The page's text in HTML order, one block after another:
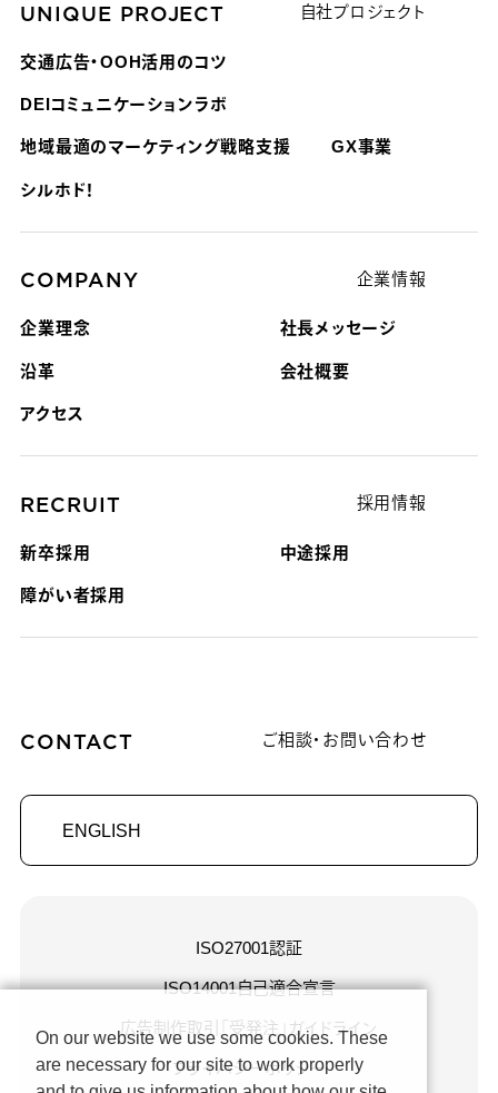
UNIQUE PROJECT 自社プロジェクト
交通広告・OOH活用のコツ
DEIコミュニケーションラボ
地域最適のマーケティング戦略支援 GX事業
シルホド！
COMPANY 企業情報
企業理念 社長メッセージ
沿革 会社概要
アクセス
RECRUIT 採用情報
新卒採用 中途採用
障がい者採用
CONTACT ご相談・お問い合わせ
ENGLISH
ISO27001認証
ISO14001自己適合宣言
広告制作取引「受発注」ガイドライン
プライバシーポリシー
On our website we use some cookies. These
are necessary for our site to work properly